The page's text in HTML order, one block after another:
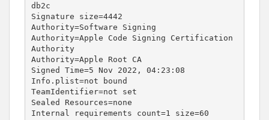
db2c
Signature size=4442
Authority=Software Signing
Authority=Apple Code Signing Certification
Authority
Authority=Apple Root CA
Signed Time=5 Nov 2022, 04:23:08
Info.plist=not bound
TeamIdentifier=not set
Sealed Resources=none